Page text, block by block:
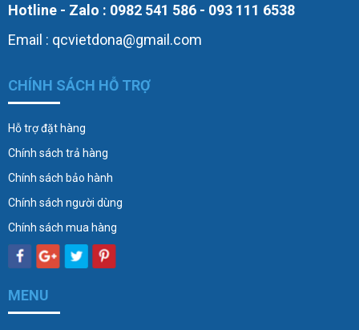
Hotline - Zalo : 0982 541 586 - 093 111 6538
Email : qcvietdona@gmail.com
CHÍNH SÁCH HỖ TRỢ
Hỗ trợ đặt hàng
Chính sách trả hàng
Chính sách bảo hành
Chính sách người dùng
Chính sách mua hàng
MENU